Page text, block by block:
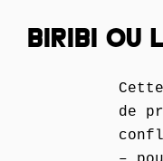
BIRIBI OU
de